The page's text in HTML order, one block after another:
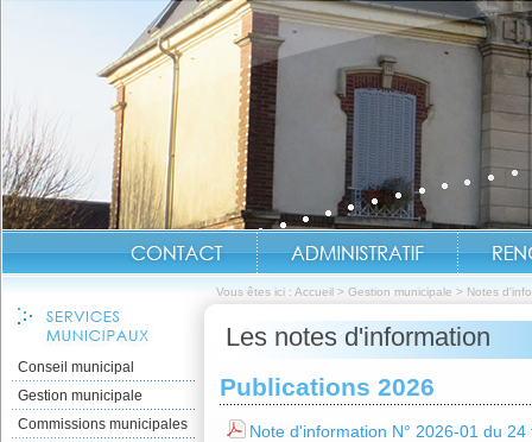
Vous êtes ici : Accueil > Gestion municipale > Notes
Conseil municipal
Gestion municipale
Commissions municipales
Les notes d'information
Publications 2026
Note d'information N° 2026-01 du